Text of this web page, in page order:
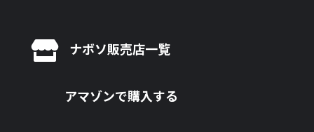
 ナボソ販売店一覧
アマゾンで購入する